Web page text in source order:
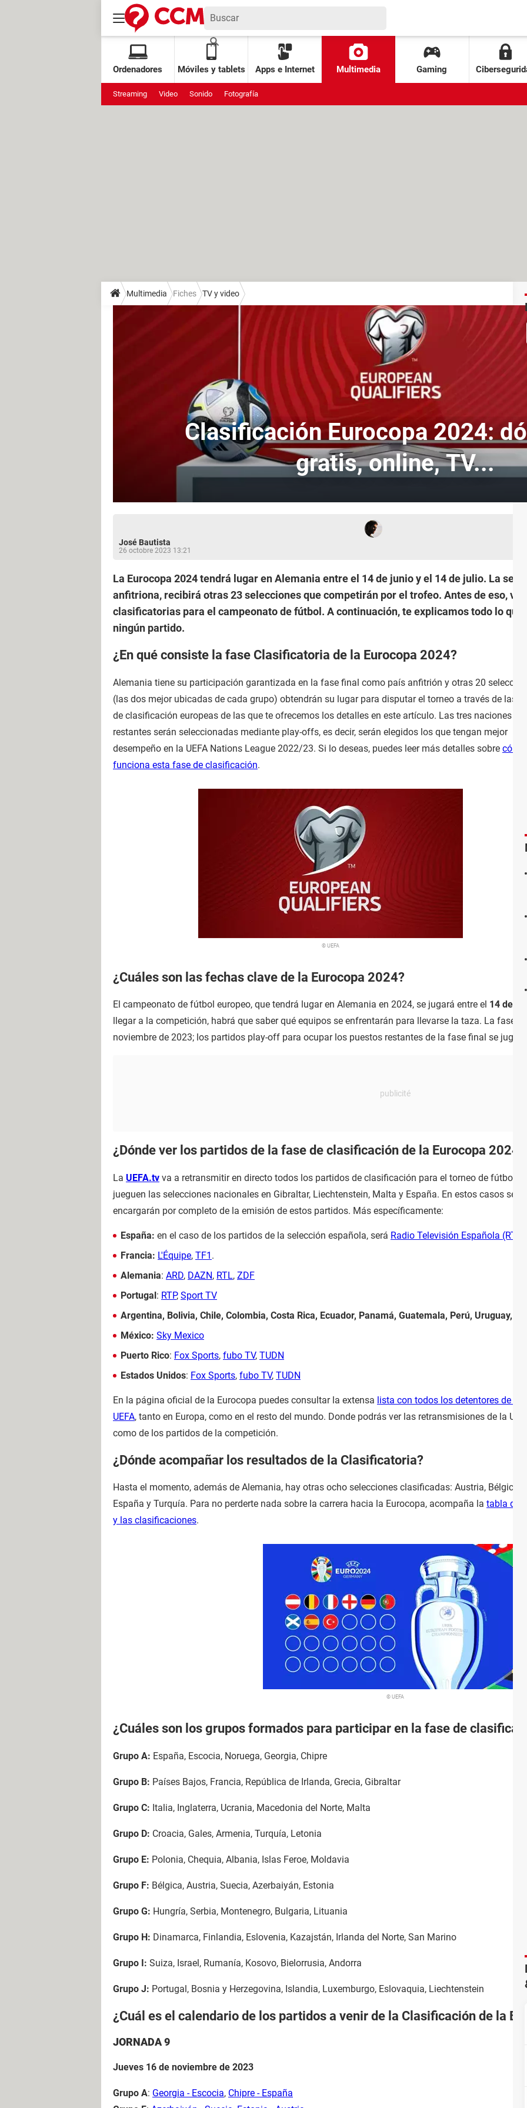
Ordenadores Móviles y tablets Apps e Internet Multimedia Gaming
Streaming Video Sonido Fotografía
Multimedia Fiches TV y video
Clasificación Eurocopa 2024:
gratis, online, TV...
José Bautista
26 octobre 2023 13:21
La Eurocopa 2024 tendrá lugar en Alemania entre el 14 de junio y el 14 de julio. La
anfitriona, recibirá otras 23 selecciones que competirán por el trofeo. Antes de eso,
clasificatorias para el campeonato de fútbol. A continuación, te explicamos todo lo que
ningún partido.
¿En qué consiste la fase Clasificatoria de la Eurocopa 2024?
Alemania tiene su participación garantizada en la fase final como país anfitrión y otras 20
(las dos mejor ubicadas de cada grupo) obtendrán su lugar para disputar el torneo a través de las
de clasificación europeas de las que te ofrecemos los detalles en este artículo. Las tres naciones
restantes serán seleccionadas mediante play-offs, es decir, serán elegidos los que tengan mejor
desempeño en la UEFA Nations League 2022/23. Si lo deseas, puedes leer más detalles sobre cómo
funciona esta fase de clasificación.
© UEFA
¿Cuáles son las fechas clave de la Eurocopa 2024?
El campeonato de fútbol europeo, que tendrá lugar en Alemania en 2024, se jugará entre el 14 de
llegar a la competición, habrá que saber qué equipos se enfrentarán para llevarse la taza. La fase
noviembre de 2023; los partidos play-off para ocupar los puestos restantes de la fase final se
¿Dónde ver los partidos de la fase de clasificación de la Eurocopa 2024?
La UEFA.tv va a retransmitir en directo todos los partidos de clasificación para el torneo de fútbol
jueguen las selecciones nacionales en Gibraltar, Liechtenstein, Malta y España. En estos casos
encargarán por completo de la emisión de estos partidos. Más específicamente:
España: en el caso de los partidos de la selección española, será Radio Televisión Española (RTVE)
Francia: L'Équipe, TF1 .
Alemania: ARD, DAZN, RTL, ZDF
Portugal: RTP, Sport TV
Argentina, Bolivia, Chile, Colombia, Costa Rica, Ecuador, Panamá, Guatemala, Perú, Uruguay,
México: Sky Mexico
Puerto Rico: Fox Sports, fubo TV, TUDN
Estados Unidos: Fox Sports, fubo TV, TUDN
En la página oficial de la Eurocopa puedes consultar la extensa lista con todos los detentores de
UEFA, tanto en Europa, como en el resto del mundo. Donde podrás ver las retransmisiones de la
como de los partidos de la competición.
¿Dónde acompañar los resultados de la Clasificatoria?
Hasta el momento, además de Alemania, hay otras ocho selecciones clasificadas: Austria, Bélgica,
España y Turquía. Para no perderte nada sobre la carrera hacia la Eurocopa, acompaña la tabla de
y las clasificaciones.
© UEFA
¿Cuáles son los grupos formados para participar en la fase de
Grupo A: España, Escocia, Noruega, Georgia, Chipre
Grupo B: Países Bajos, Francia, República de Irlanda, Grecia, Gibraltar
Grupo C: Italia, Inglaterra, Ucrania, Macedonia del Norte, Malta
Grupo D: Croacia, Gales, Armenia, Turquía, Letonia
Grupo E: Polonia, Chequia, Albania, Islas Feroe, Moldavia
Grupo F: Bélgica, Austria, Suecia, Azerbaiyán, Estonia
Grupo G: Hungría, Serbia, Montenegro, Bulgaria, Lituania
Grupo H: Dinamarca, Finlandia, Eslovenia, Kazajstán, Irlanda del Norte, San Marino
Grupo I: Suiza, Israel, Rumanía, Kosovo, Bielorrusia, Andorra
Grupo J: Portugal, Bosnia y Herzegovina, Islandia, Luxemburgo, Eslovaquia, Liechtenstein
¿Cuál es el calendario de los partidos a venir de la Clasificación de la
JORNADA 9
Jueves 16 de noviembre de 2023
Grupo A: Georgia - Escocia, Chipre - España